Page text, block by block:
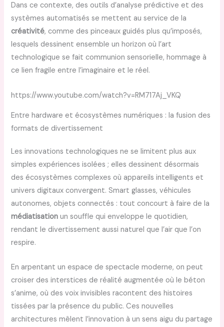
Dans ce contexte, des outils d’analyse prédictive et des
systèmes automatisés se mettent au service de la
créativité, comme des pinceaux guidés plus qu’imposés,
lesquels dessinent ensemble un horizon où l’art
technologique se fait communion sensorielle, hommage à
ce lien fragile entre l’imaginaire et le réel.
https://www.youtube.com/watch?v=RM717Aj_VKQ
Entre hardware et écosystèmes numériques : la fusion des
formats de divertissement
Les innovations technologiques ne se limitent plus aux
simples expériences isolées ; elles dessinent désormais
des écosystèmes complexes où appareils intelligents et
univers digitaux convergent. Smart glasses, véhicules
autonomes, objets connectés : tout concourt à faire de la
médiatisation un souffle qui enveloppe le quotidien,
rendant le divertissement aussi naturel que l’air que l’on
respire.
En arpentant un espace de spectacle moderne, on peut
croiser des interstices de réalité augmentée où le béton
s’anime, où des voix invisibles racontent des histoires
tissées par la présence du public. Ces nouvelles
architectures mêlent l’innovation à un sens aigu du partage